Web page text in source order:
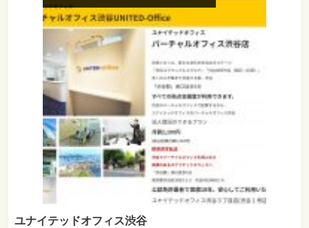
ユナイテッドオフィス渋谷